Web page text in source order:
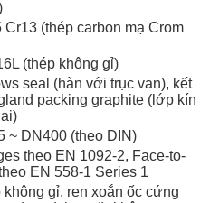
Cr13 (thép carbon mạ Crom
(thép không gỉ)
seal (hàn với trục van), kết
packing graphite (lớp kín
~ DN400 (theo DIN)
theo EN 1092-2, Face-to-
EN 558-1 Series 1
không gỉ, ren xoắn ốc cứng